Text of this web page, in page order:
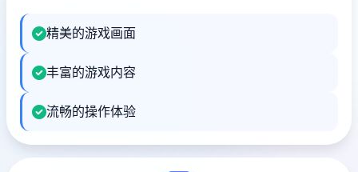
精美的游戏画面
丰富的游戏内容
流畅的操作体验